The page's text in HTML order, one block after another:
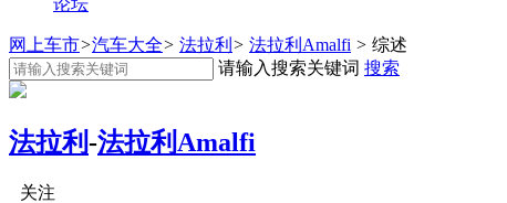
论坛
网上车市>汽车大全> 法拉利 > 法拉利Amalfi > 综述
请输入搜索关键词 搜索
法拉利-法拉利Amalfi
关注